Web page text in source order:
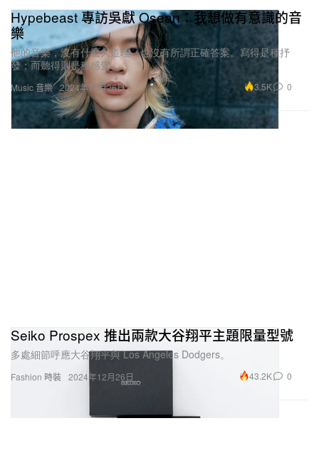
Music 音樂
Hypebeast 專訪吳獻 Osean：我想做有意識的音
樂
他的音樂，沒有什麼大道理，也沒有所謂正確答案。寫得是種抒
發；而聽得則是種感覺。
2024年12月26日 3.5K 0
Fashion 時裝
Seiko Prospex 推出兩款大谷翔平主題限量型號
多處細節呼應大谷翔平與 Los Angeles Dodgers。
2024年12月26日 43.2K 0